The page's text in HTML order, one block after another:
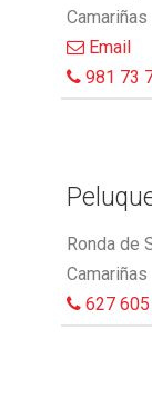
Camariñas
Email
981 73
Ronda de
Camariñas
627